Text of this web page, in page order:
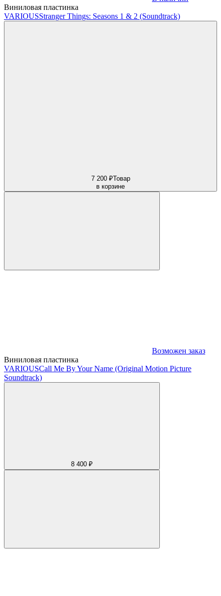
Виниловая пластинка
VARIOUSStranger Things: Seasons 1 & 2 (Soundtrack)
7 200 ₽Товар
в корзине
Возможен заказ
Виниловая пластинка
VARIOUSCall Me By Your Name (Original Motion Picture
Soundtrack)
8 400 ₽